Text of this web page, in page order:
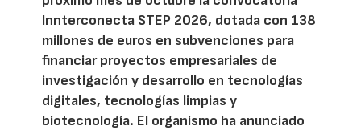
Innterconecta STEP 2026, dotada con 138
millones de euros en subvenciones para
financiar proyectos empresariales de
investigación y desarrollo en tecnologías
digitales, tecnologías limpias y
biotecnología. El organismo ha anunciado